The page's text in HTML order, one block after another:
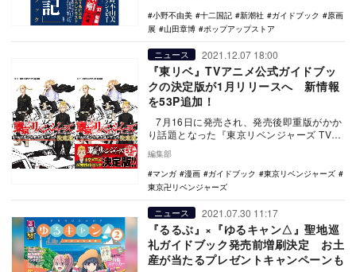
小野不由美
十二国記 新潮社 ガイドブック
原画
展
山田章博 ポップアップストア
ニュース 2021.12.07 18:00
『東リベ』TVアニメ公式ガイドブッ
クの決定版が1月リリースへ 新情報
を53P追加！
7月16日に発売され、発売後即重版がかか
り話題となった『東京リベンジャーズ TVア
ニメ公式ガイドブック』の決定版が2022…
編集部
マンガ
漫画 ガイドブック
東京リベンジャーズ
東京卍リベンジャーズ
ニュース 2021.07.30 11:17
『るるぶ』×『ゆるキャン△』聖地巡
礼ガイドブック発売前増刷決定 お土
産が当たるプレゼントキャンペーンも